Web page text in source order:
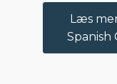
Læs
Spanish